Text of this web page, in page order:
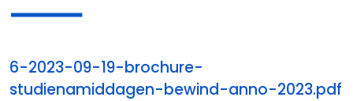
6-2023-09-19-brochure-
studienamiddagen-bewind-anno-2023.pdf